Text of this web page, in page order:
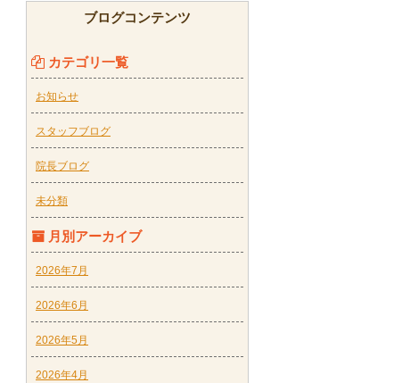
ブログコンテンツ
カテゴリ一覧
お知らせ
スタッフブログ
院長ブログ
未分類
月別アーカイブ
2026年7月
2026年6月
2026年5月
2026年4月